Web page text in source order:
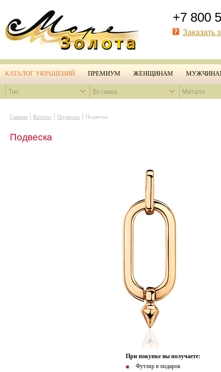
+7 800
Заказать
КАТАЛОГ УКРАШЕНИЙ ПРЕМИУМ ЖЕНЩИНАМ
Тип Вставка Металл
Главная | Каталог | Подвески | Подвеска
Подвеска
При покупке вы получаете:
Футляр в подарок